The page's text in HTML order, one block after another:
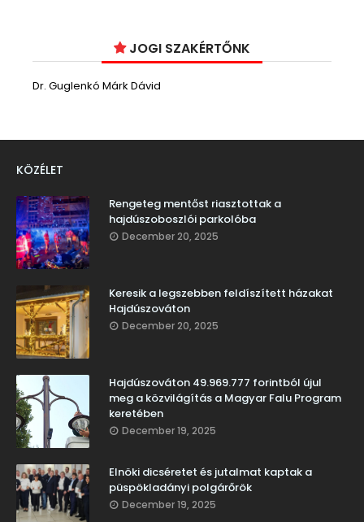
JOGI SZAKÉRTŐNK
Dr. Guglenkó Márk Dávid
KÖZÉLET
Rengeteg mentőst riasztottak a
hajdúszoboszlói parkolóba
December 20, 2025
Keresik a legszebben feldíszített házakat
Hajdúszováton
December 20, 2025
Hajdúszováton 49.969.777 forintból újul
meg a közvilágítás a Magyar Falu Program
keretében
December 19, 2025
Elnöki dicséretet és jutalmat kaptak a
püspökladányi polgárőrök
December 19, 2025